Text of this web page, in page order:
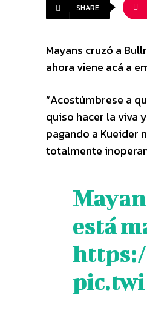
SHARE
Mayans cruzó a
ahora viene acá a
“Acostúmbrese a
quiso hacer la viva
pagando a Kueider
totalmente
está